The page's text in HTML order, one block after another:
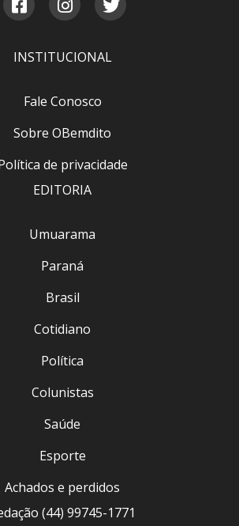
INSTITUCIONAL
Fale Conosco
Sobre OBemdito
de privacidade
EDITORIA
Umuarama
Paraná
Brasil
Cotidiano
Política
Colunistas
Saúde
Esporte
Achados e perdidos
(44) 99745-1771